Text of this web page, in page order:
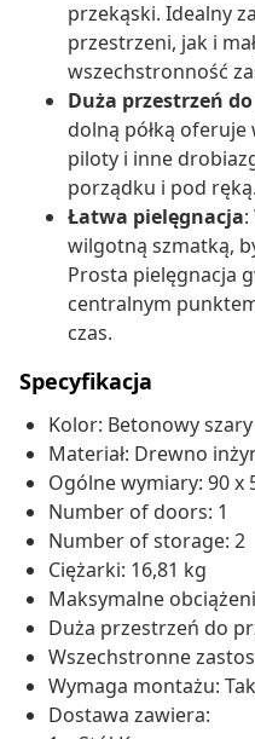
przekąski. Idealny
przestrzeni, jak i
wszechstronność
Duża przestrzeń
dolną półką oferuje
piloty i inne
porządku i pod ręką.
Łatwa pielęgnacja
wilgotną szmatką,
Prosta pielęgnacja
centralnym
czas.
Specyfikacja
Kolor: Betonowy szary
Materiał: Drewno
Ogólne wymiary: 90 x
Number of doors: 1
Number of storage: 2
Ciężarki: 16,81 kg
Maksymalne
Duża przestrzeń do
Wszechstronne
Wymaga montażu: Tak
Dostawa zawiera: